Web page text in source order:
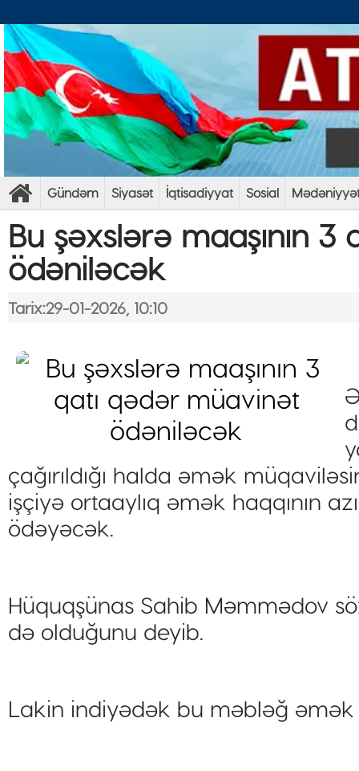
Gündəm Siyasət İqtisadiyyat Sosial
Bu şəxslərə maaşının
ödəniləcək
Tarix:29-01-2026, 10:10
çağırıldığı halda əmək
işçiyə ortaaylıq əmək haqqının
ödəyəcək.
Hüquqşünas Sahib Məmmədov
də olduğunu deyib.
Lakin indiyədək bu məbləğ əmək